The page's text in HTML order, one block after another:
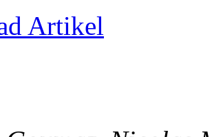
Artikel